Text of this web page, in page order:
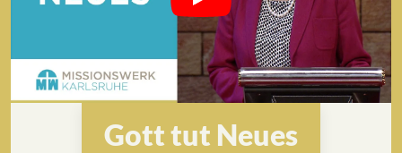
Gott tut Neues